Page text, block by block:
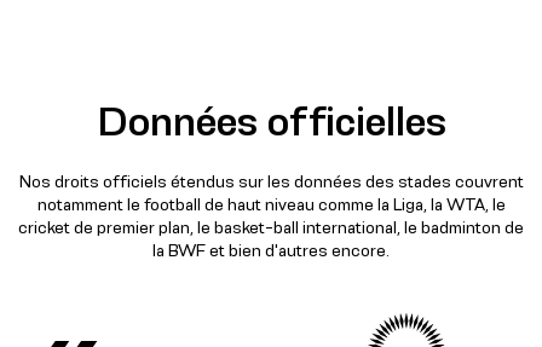
Données officielles
Nos droits officiels étendus sur les données des stades couvrent
notamment le football de haut niveau comme la Liga, la WTA, le
cricket de premier plan, le basket-ball international, le badminton de
la BWF et bien d'autres encore.